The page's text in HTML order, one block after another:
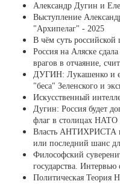
Александр Дугин и
Выступление
"Архипелаг" - 2025
В чём суть
Россия на Аляске
врагов в отчаяние,
ДУГИН: Лукашенко и
"беса" Зеленского и
Искусственный
Дугин: Россия будет
флаг в столицах НАТО
Власть АНТИХРИСТА
или последний шанс
Философский
государства.
Политическая Теория